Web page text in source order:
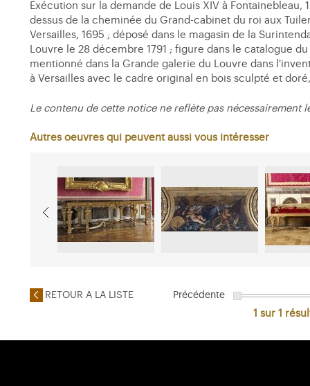
Exécution sur la demande de Louis XIV à Fontainebleau,
dessus de la cheminée du Grand-cabinet du roi aux
Versailles, 1695 ; déposé dans le magasin de la
Louvre le 28 décembre 1791 ; figure dans le catalogue
mentionné dans la Grande galerie du Louvre dans
à Versailles avec le cadre original en bois sculpté et
Le contenu de cette notice ne reflète pas nécessairement
Autres oeuvres qui peuvent aussi vous intéresser
RETOUR A LA LISTE Précédente
1 sur 1